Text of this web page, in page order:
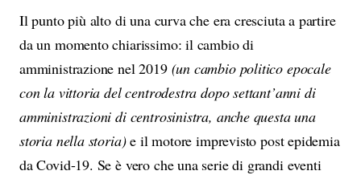
Il punto più alto di una curva che era cresciuta a partire
da un momento chiarissimo: il cambio di
amministrazione nel 2019 (un cambio politico epocale
con la vittoria del centrodestra dopo settant’anni di
amministrazioni di centrosinistra, anche questa una
storia nella storia)e il motore imprevisto post epidemia
da Covid-19. Se è vero che una serie di grandi eventi